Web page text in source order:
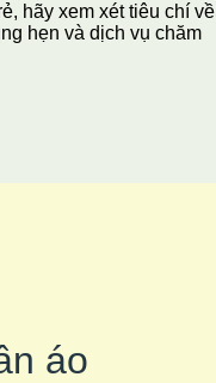
hãy xem xét tiêu chí về
hẹn và dịch vụ chăm
áo